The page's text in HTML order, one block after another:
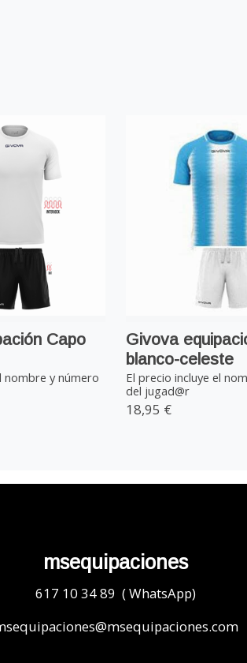
Capo
nombre y número
Givova
blanco-celeste
El precio incluye el
del jugad@r
18,95 €
msequipaciones
617 10 34 89 ( WhatsApp)